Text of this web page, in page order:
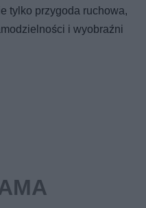
tylko przygoda ruchowa,
i wyobraźni